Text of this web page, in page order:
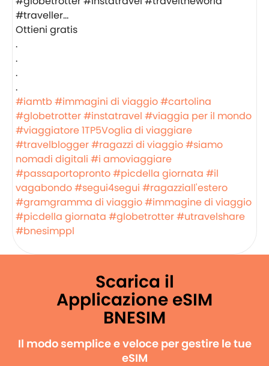
Ottieni gratis ️
.
.
.
.
#iamtb #immagini di viaggio#cartolina
#globetrotter#instatravel #viaggia per il mondo
#viaggiatore1TP5Voglia di viaggiare
#travelblogger#ragazzi di viaggio#siamo
nomadi digitali #i amoviaggiare
#passaportopronto#picdella giornata #il
vagabondo#segui4segui #ragazziall'estero
#gramgramma di viaggio#immagine di viaggio
#picdella giornata #globetrotter#utravelshare
#bnesimppl
Scarica il
Applicazione eSIM
BNESIM
Il modo semplice e veloce per gestire le tue
eSIM